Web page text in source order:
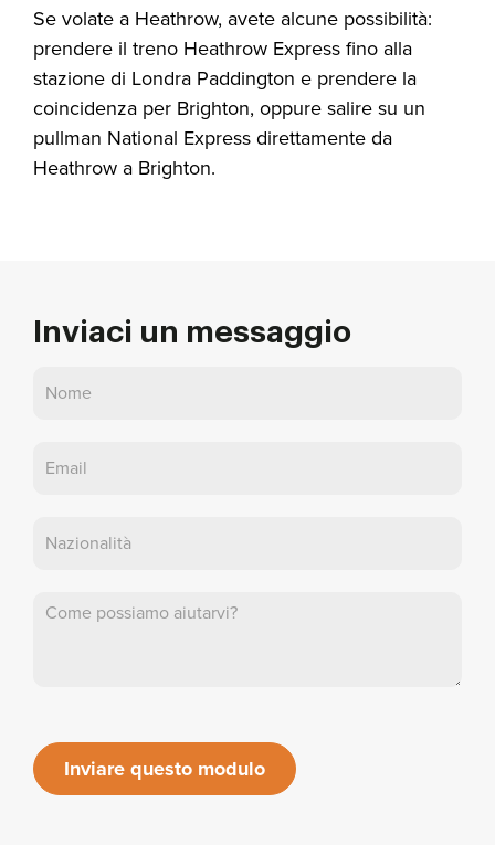
Se volate a Heathrow, avete alcune possibilità:
prendere il treno Heathrow Express fino alla
stazione di Londra Paddington e prendere la
coincidenza per Brighton, oppure salire su un
pullman National Express direttamente da
Heathrow a Brighton.
Inviaci un messaggio
Contatto
Inviare questo modulo